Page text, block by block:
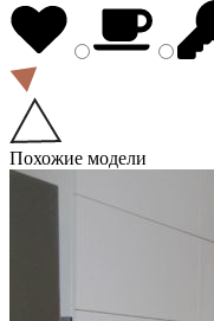
Похожие модели